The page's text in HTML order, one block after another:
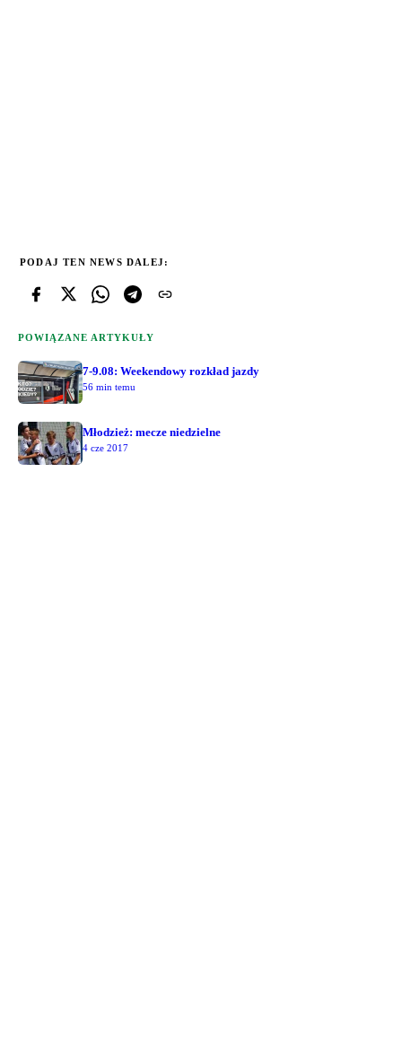
PODAJ TEN NEWS DALEJ:
POWIĄZANE ARTYKUŁY
7-9.08: Weekendowy rozkład jazdy
56 min temu
Młodzież: mecze niedzielne
4 cze 2017